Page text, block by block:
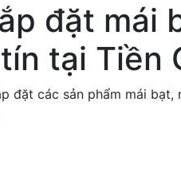
đặt mái
tại Tiền
đặt các sản phẩm mái bạt,